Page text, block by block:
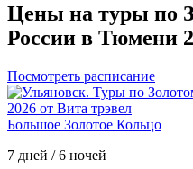
Цены на туры по
России в Тюмени
Посмотреть расписание
Большое Золотое Кольцо
7 дней / 6 ночей